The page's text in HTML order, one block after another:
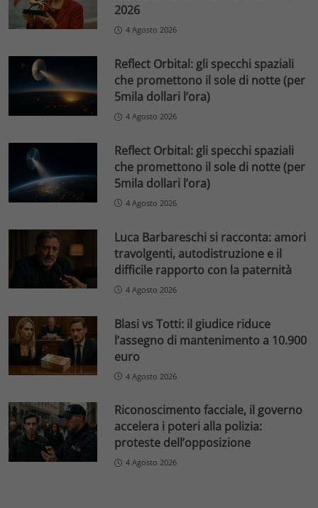
2026
4 Agosto 2026
Reflect Orbital: gli specchi spaziali
che promettono il sole di notte (per
5mila dollari l’ora)
4 Agosto 2026
Reflect Orbital: gli specchi spaziali
che promettono il sole di notte (per
5mila dollari l’ora)
4 Agosto 2026
Luca Barbareschi si racconta: amori
travolgenti, autodistruzione e il
difficile rapporto con la paternità
4 Agosto 2026
Blasi vs Totti: il giudice riduce
l’assegno di mantenimento a 10.900
euro
4 Agosto 2026
Riconoscimento facciale, il governo
accelera i poteri alla polizia:
proteste dell’opposizione
4 Agosto 2026